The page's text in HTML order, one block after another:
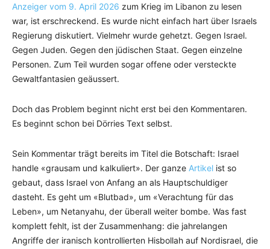
Anzeiger vom 9. April 2026 zum Krieg im Libanon zu lesen
war, ist erschreckend. Es wurde nicht einfach hart über Israels
Regierung diskutiert. Vielmehr wurde gehetzt. Gegen Israel.
Gegen Juden. Gegen den jüdischen Staat. Gegen einzelne
Personen. Zum Teil wurden sogar offene oder versteckte
Gewaltfantasien geäussert.
Doch das Problem beginnt nicht erst bei den Kommentaren.
Es beginnt schon bei Dörries Text selbst.
Sein Kommentar trägt bereits im Titel die Botschaft: Israel
handle «grausam und kalkuliert». Der ganze Artikel ist so
gebaut, dass Israel von Anfang an als Hauptschuldiger
dasteht. Es geht um «Blutbad», um «Verachtung für das
Leben», um Netanyahu, der überall weiter bombe. Was fast
komplett fehlt, ist der Zusammenhang: die jahrelangen
Angriffe der iranisch kontrollierten Hisbollah auf Nordisrael, die